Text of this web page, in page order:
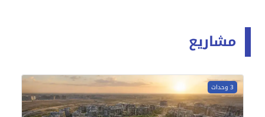
مشاريع
3 وحدات